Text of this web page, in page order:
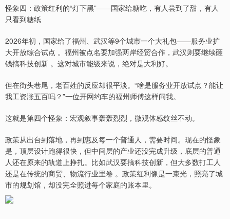
怪象四：政策红利的“灯下黑”——国家给糖吃，有人尝到了甜，有人
只看到糖纸
2026年初，国家给了福州、武汉等9个城市一个大礼包——服务业扩
大开放综合试点 。福州被点名要加强两岸经贸合作，武汉则要继续砸
钱搞科技创新 。这对城市能级来说，绝对是大利好。
但在街头巷尾，老百姓的反应却很平淡。“啥是服务业开放试点？能让
我工资涨五百吗？”一位开网约车的福州师傅这样问我。
这就是第四个怪象：宏观叙事轰轰烈烈，微观体感纹丝不动。
政策从出台到落地，再到惠及每一个普通人，需要时间。现在的怪象
是，顶层设计跑得很快，但中间层的产业还没完成升级，底层的普通
人还在原来的轨道上挣扎。比如武汉要搞科技创新，但大多数打工人
还是在传统的商贸、物流行业里卷 。政策红利像是一束光，照亮了城
市的规划馆，却没完全照进每个家庭的账本里。